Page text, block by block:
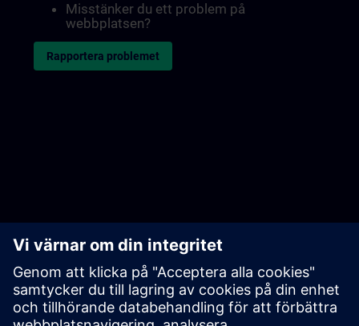
Misstänker du ett problem på
webbplatsen?
Rapportera problemet